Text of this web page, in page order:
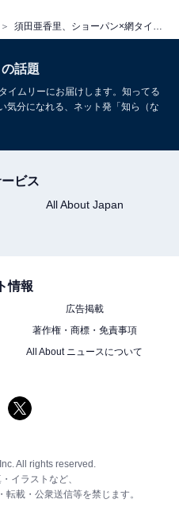
須田亜香里、ショーパン×網タイツのセクシーショット公開！ 「かっけぇわ」「綺麗‥‥そしてエロい」
話題
イムリーにお届けします。知ってる
気分になれる、ネット発「知ら（な
ビス
All About Japan
情報
広告掲載
著作権・商標・免責事項
All About ニュースについて
All rights reserved.
イラストなど、
載・公衆送信等を禁じます。